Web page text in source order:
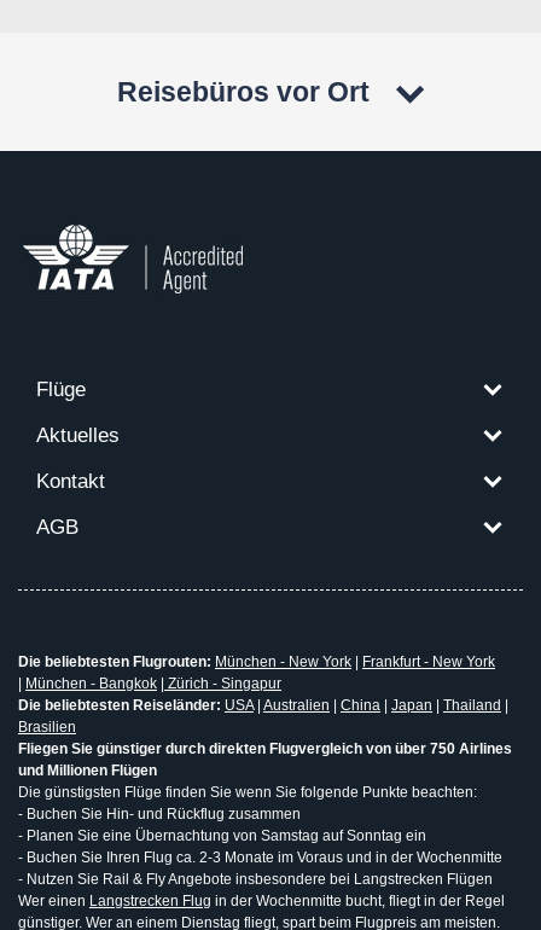
Reisebüros vor Ort
Flüge
Aktuelles
Kontakt
AGB
Die beliebtesten Flugrouten: München - New York
Frankfurt - New York
München - Bangkok
Zürich - Singapur
Die beliebtesten Reiseländer: USA| Australien China Japan Thailand
Brasilien
Fliegen Sie günstiger durch direkten Flugvergleich von über 750 Airlines
und Millionen Flügen
Die günstigsten Flüge finden Sie wenn Sie folgende Punkte beachten:
- Buchen Sie Hin- und Rückflug zusammen
- Planen Sie eine Übernachtung von Samstag auf Sonntag ein
- Buchen Sie Ihren Flug ca. 2-3 Monate im Voraus und in der Wochenmitte
- Nutzen Sie Rail & Fly Angebote insbesondere bei Langstrecken Flügen
Wer einen Langstrecken Flug in der Wochenmitte bucht, fliegt in der Regel
günstiger. Wer an einem Dienstag fliegt, spart beim Flugpreis am meisten.